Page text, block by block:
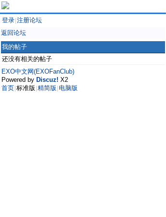
登录 注册论坛
返回论坛
我的帖子
还没有相关的帖子
EXO中文网(EXOFanClub)
Powered by Discuz! X2
首页 标准版 精简版 电脑版